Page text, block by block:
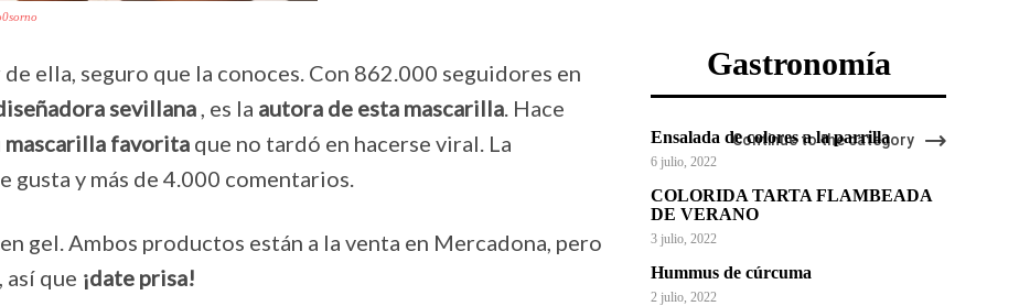
ella, seguro que la conoces. Con 862.000 seguidores en
sevillana, es la autora de esta mascarilla. Hace
mascarilla favorita que no tardó en hacerse viral. La
gusta y más de 4.000 comentarios.
gel. Ambos productos están a la venta en Mercadona, pero
así que ¡date prisa!
Gastronomía
Continue to the category
Ensalada de colores a la parrilla
6 julio, 2022
COLORIDA TARTA FLAMBEADA
DE VERANO
3 julio, 2022
Hummus de cúrcuma
2 julio, 2022